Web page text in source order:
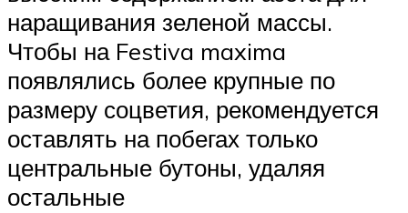
наращивания зеленой массы.
Чтобы на Festiva maxima
появлялись более крупные по
размеру соцветия, рекомендуется
оставлять на побегах только
центральные бутоны, удаляя
остальные